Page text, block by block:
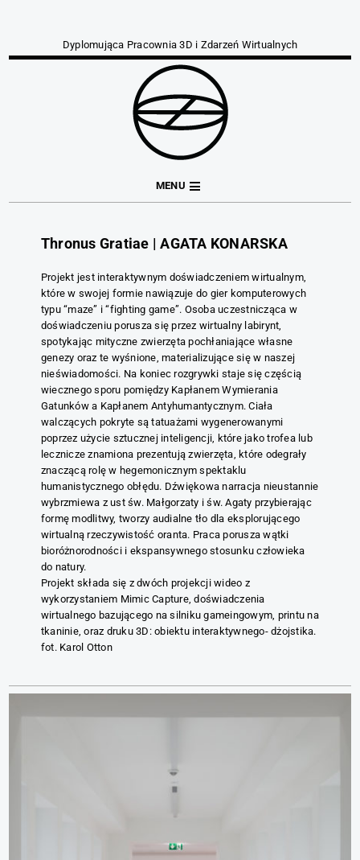
Dyplomująca Pracownia 3D i Zdarzeń Wirtualnych
MENU
Thronus Gratiae | AGATA KONARSKA
Projekt jest interaktywnym doświadczeniem wirtualnym,
które w swojej formie nawiązuje do gier komputerowych
typu “maze” i “fighting game”. Osoba uczestnicząca w
doświadczeniu porusza się przez wirtualny labirynt,
spotykając mityczne zwierzęta pochłaniające własne
genezy oraz te wyśnione, materializujące się w naszej
nieświadomości. Na koniec rozgrywki staje się częścią
wiecznego sporu pomiędzy Kapłanem Wymierania
Gatunków a Kapłanem Antyhumantycznym. Ciała
walczących pokryte są tatuażami wygenerowanymi
poprzez użycie sztucznej inteligencji, które jako trofea lub
lecznicze znamiona prezentują zwierzęta, które odegrały
znaczącą rolę w hegemonicznym spektaklu
humanistycznego obłędu. Dźwiękowa narracja nieustannie
wybrzmiewa z ust św. Małgorzaty i św. Agaty przybierając
formę modlitwy, tworzy audialne tło dla eksplorującego
wirtualną rzeczywistość oranta. Praca porusza wątki
bioróżnorodności i ekspansywnego stosunku człowieka
do natury.
Projekt składa się z dwóch projekcji wideo z
wykorzystaniem Mimic Capture, doświadczenia
wirtualnego bazującego na silniku gameingowym, printu na
tkaninie, oraz druku 3D: obiektu interaktywnego- dżojstika.
fot. Karol Otton